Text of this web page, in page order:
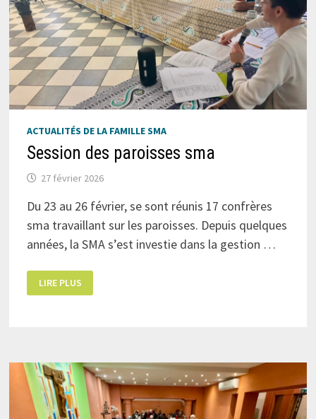
ACTUALITÉS DE LA FAMILLE SMA
Session des paroisses sma
27 février 2026
Du 23 au 26 février, se sont réunis 17 confrères
sma travaillant sur les paroisses. Depuis quelques
années, la SMA s’est investie dans la gestion …
SESSION
DES
PAROISSES
LIRE PLUS